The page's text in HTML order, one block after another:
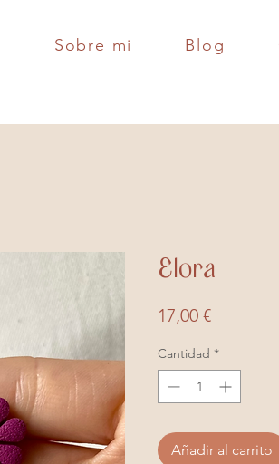
Sobre mi Blog
Elora
17,00 €Precio
Cantidad *
Añadir al carrito